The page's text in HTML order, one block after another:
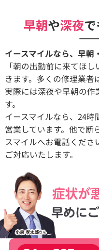
早朝や深夜
イースマイルなら、早朝
「朝の出勤前に来てほ
きます。多くの修理業者
実際には深夜や早朝の
す。
イースマイルなら、24
営業しています。他で断
スマイルへお電話くだ
ご対応いたします。